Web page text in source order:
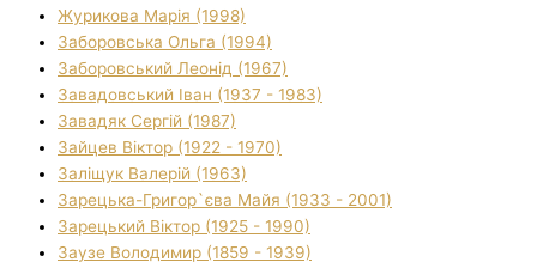
Журикова Марія (1998)
Заборовська Ольга (1994)
Заборовський Леонід (1967)
Завадовський Іван (1937 - 1983)
Завадяк Сергій (1987)
Зайцев Віктор (1922 - 1970)
Заліщук Валерій (1963)
Зарецька-Григор`єва Майя (1933 - 2001)
Зарецький Віктор (1925 - 1990)
Заузе Володимир (1859 - 1939)